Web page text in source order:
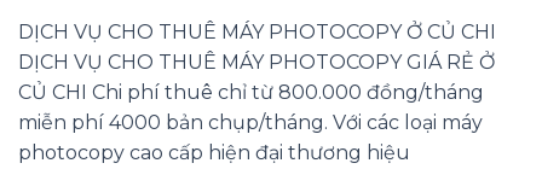
DỊCH VỤ CHO THUÊ MÁY PHOTOCOPY Ở CỦ CHI
DỊCH VỤ CHO THUÊ MÁY PHOTOCOPY GIÁ RẺ Ở
CỦ CHI Chi phí thuê chỉ từ 800.000 đồng/tháng
miễn phí 4000 bản chụp/tháng. Với các loại máy
photocopy cao cấp hiện đại thương hiệu